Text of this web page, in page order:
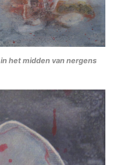
in het midden van nergens